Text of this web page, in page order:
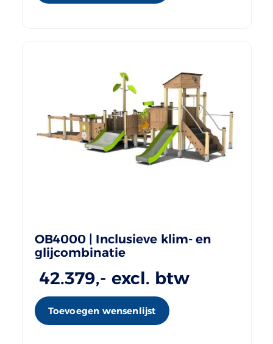
OB4000 | Inclusieve klim- en
glijcombinatie
42.379,- excl. btw
Toevoegen wensenlijst